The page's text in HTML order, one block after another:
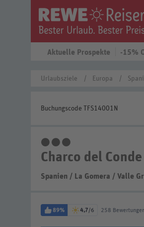
Aktuelle Prospekte -15%
Urlaubsziele Europa
Buchungscode TFS14001N
Charco del Conde
Spanien / La Gomera / Valle
89% 4,7/6 258 Bewertungen